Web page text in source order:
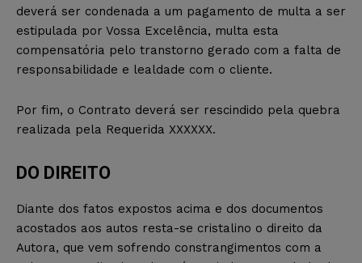
deverá ser condenada a um pagamento de multa a ser
estipulada por Vossa Excelência, multa esta
compensatória pelo transtorno gerado com a falta de
responsabilidade e lealdade com o cliente.
Por fim, o Contrato deverá ser rescindido pela quebra
realizada pela Requerida XXXXXX.
DO DIREITO
Diante dos fatos expostos acima e dos documentos
acostados aos autos resta-se cristalino o direito da
Autora, que vem sofrendo constrangimentos com a